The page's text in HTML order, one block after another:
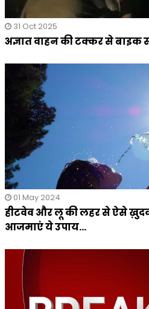
31 Oct 2025
अज्ञात वाहन की टक्कर से बाइक
01 May 2024
हीटवेव और लू की लहर से ऐसे
आजमाएं ये उपाय...